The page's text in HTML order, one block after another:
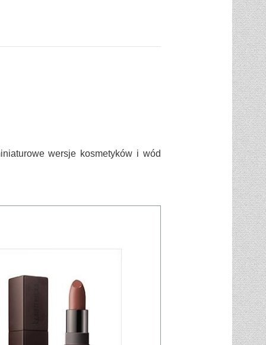
wersje kosmetyków i wód